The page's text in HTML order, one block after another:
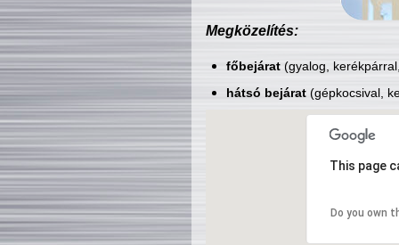
Megközelítés:
főbejárat(gyalog,
hátsó bejárat(gépkocsival,
This page
Do you own